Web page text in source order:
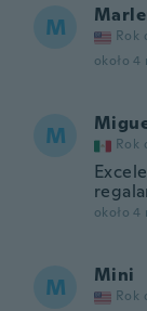
M Rok
około 4
M Rok
około 4
M Mini
Rok